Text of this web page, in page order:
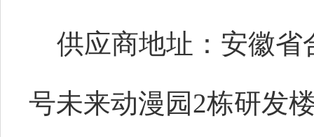
供应商地址：安徽
号未来动漫园2栋研发